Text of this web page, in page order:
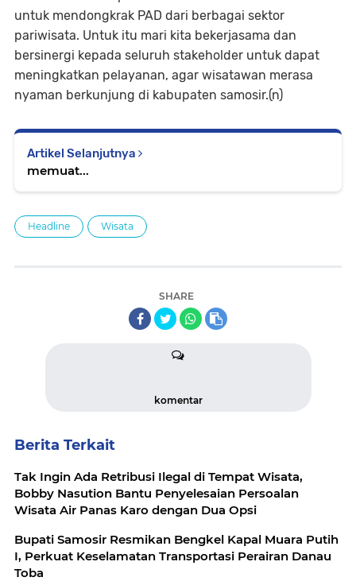
untuk mendongkrak PAD dari berbagai sektor
pariwisata. Untuk itu mari kita bekerjasama dan
bersinergi kepada seluruh stakeholder untuk dapat
meningkatkan pelayanan, agar wisatawan merasa
nyaman berkunjung di kabupaten samosir.(n)
Artikel Selanjutnya
memuat...
Headline Wisata
SHARE
komentar
Berita Terkait
Tak Ingin Ada Retribusi Ilegal di Tempat Wisata,
Bobby Nasution Bantu Penyelesaian Persoalan
Wisata Air Panas Karo dengan Dua Opsi
Bupati Samosir Resmikan Bengkel Kapal Muara Putih
I, Perkuat Keselamatan Transportasi Perairan Danau
Toba